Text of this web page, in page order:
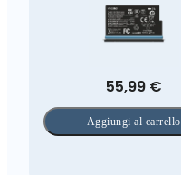
55,99 €
Aggiungi al carrello